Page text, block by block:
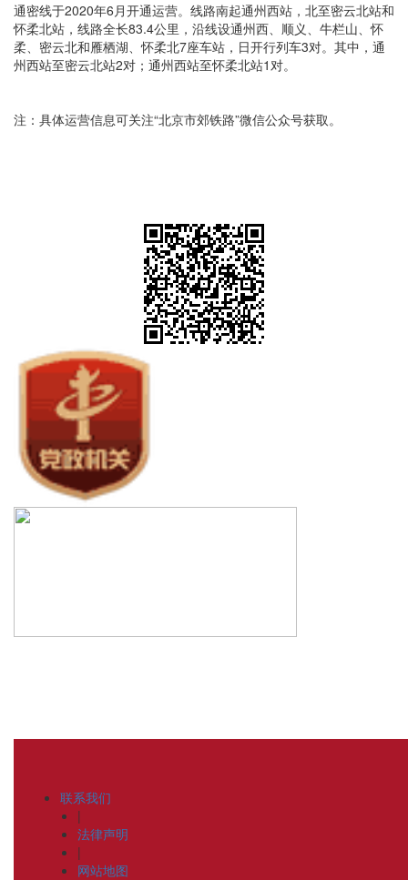
通密线于2020年6月开通运营。线路南起通州西站，北至密云北站和
怀柔北站，线路全长83.4公里，沿线设通州西、顺义、牛栏山、怀
柔、密云北和雁栖湖、怀柔北7座车站，日开行列车3对。其中，通
州西站至密云北站2对；通州西站至怀柔北站1对。
注：具体运营信息可关注“北京市郊铁路”微信公众号获取。
联系我们
|
法律声明
|
网站地图